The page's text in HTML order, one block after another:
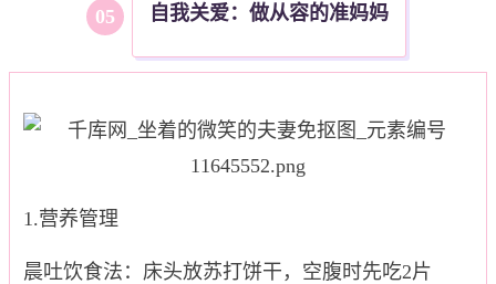
05 自我关爱：做从容的准妈妈
1.营养管理
晨吐饮食法：床头放苏打饼干，空腹时先吃2片